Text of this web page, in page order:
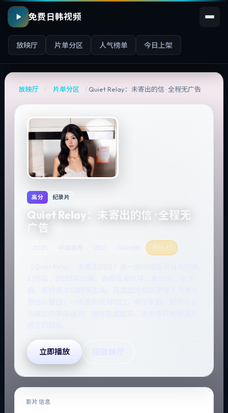
免费日韩视频
放映厅 片单分区 人气榜单 今日上架
放映厅 / 片单分区 /Quiet Relay：未寄出的信 · 全程无广告
高分 纪录片
Quiet Relay：未寄出的信 · 全程无
广告
立即播放
影片信息